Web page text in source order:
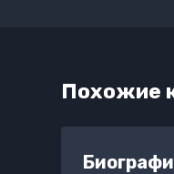
Похожие